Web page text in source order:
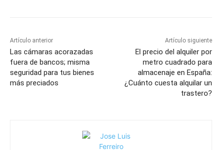
Artículo anterior
Las cámaras acorazadas
fuera de bancos; misma
seguridad para tus bienes
más preciados
Artículo siguiente
El precio del alquiler por
metro cuadrado para
almacenaje en España:
¿Cuánto cuesta alquilar un
trastero?